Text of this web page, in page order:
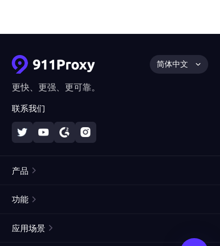
更快、更强、更可靠。
联系我们
简体中文
产品
静态住宅代理
功能
应用场景